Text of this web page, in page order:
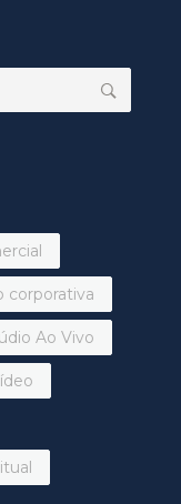
corporativa
Ao Vivo